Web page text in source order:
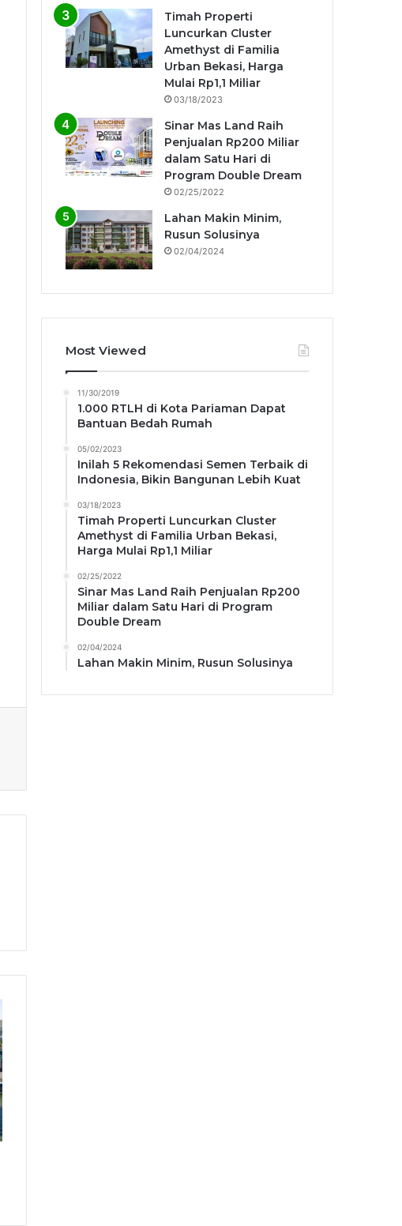
Timah Properti
Luncurkan Cluster
Amethyst di Familia
Urban Bekasi, Harga
Mulai Rp1,1 Miliar
03/18/2023
Sinar Mas Land Raih
Penjualan Rp200 Miliar
dalam Satu Hari di
Program Double Dream
02/25/2022
Lahan Makin Minim,
Rusun Solusinya
02/04/2024
Most Viewed
11/30/2019
1.000 RTLH di Kota Pariaman Dapat
Bantuan Bedah Rumah
05/02/2023
Inilah 5 Rekomendasi Semen Terbaik di
Indonesia, Bikin Bangunan Lebih Kuat
03/18/2023
Timah Properti Luncurkan Cluster
Amethyst di Familia Urban Bekasi,
Harga Mulai Rp1,1 Miliar
02/25/2022
Sinar Mas Land Raih Penjualan Rp200
Miliar dalam Satu Hari di Program
Double Dream
02/04/2024
Lahan Makin Minim, Rusun Solusinya